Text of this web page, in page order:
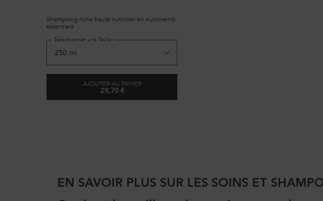
Shampoing riche haute nutrition en nutriments
essentiels
Sélectionner une Taille
AJOUTER AU PANIER
29,70 €
EN SAVOIR PLUS SUR LES SOINS ET